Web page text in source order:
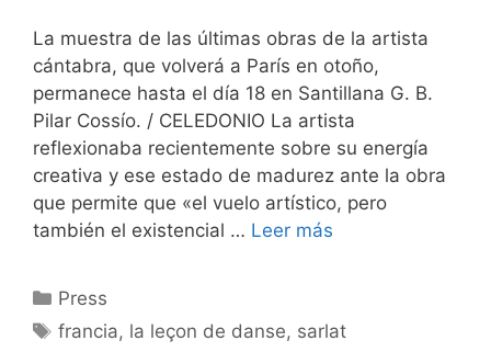
La muestra de las últimas obras de la artista
cántabra, que volverá a París en otoño,
permanece hasta el día 18 en Santillana G. B.
Pilar Cossío. / CELEDONIO La artista
reflexionaba recientemente sobre su energía
creativa y ese estado de madurez ante la obra
que permite que «el vuelo artístico, pero
también el existencial … Leer más
Categorías
Press
Etiquetas
francia, la leçon de danse, sarlat